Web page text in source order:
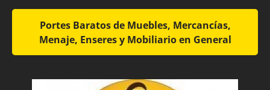
Portes Baratos de Muebles, Mercancías,
Menaje, Enseres y Mobiliario en General